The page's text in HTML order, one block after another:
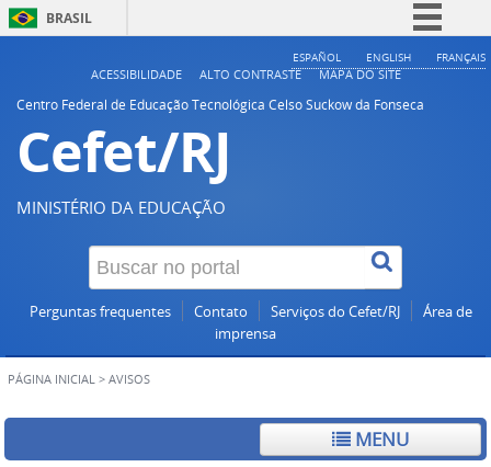
BRASIL
Simplifique!
ESPAÑOL ENGLISH FRANÇAIS
ACESSIBILIDADE ALTO CONTRASTE
MAPA DO SITE
Centro Federal de Educação Tecnológica Celso Suckow da Fonseca
Cefet/RJ
MINISTÉRIO DA EDUCAÇÃO
Perguntas frequentes Contato Serviços do Cefet/RJ
Área de
imprensa
PÁGINA INICIAL > AVISOS
MENU